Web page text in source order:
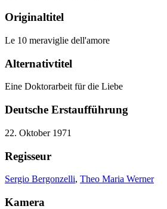
Originaltitel
Le 10 meraviglie dell'amore
Alternativtitel
Eine Doktorarbeit für die Liebe
Deutsche Erstaufführung
22. Oktober 1971
Regisseur
Sergio Bergonzelli, Theo Maria Werner
Kamera